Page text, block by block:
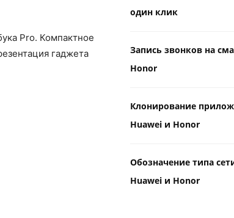
Pro. Компактное
гаджета
один клик
Запись звонков на
Honor
Клонирование
Huawei и Honor
Обозначение типа
Huawei и Honor